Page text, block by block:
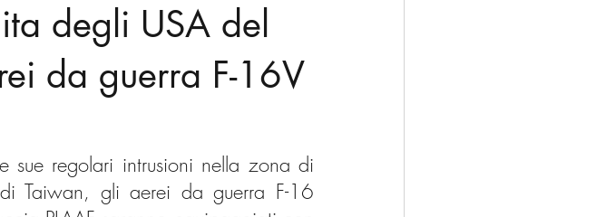
India Corea del Sud
degli USA del
da guerra F-16V
regolari intrusioni nella zona di
Taiwan, gli aerei da guerra F-16